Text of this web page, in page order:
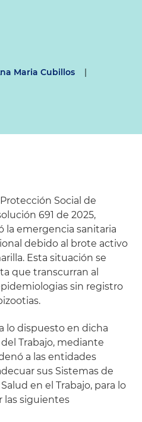
Maria Cubillos
|
Social de
691 de 2025,
la emergencia sanitaria
debido al brote activo
Esta situación se
que transcurran al
sin registro
lo dispuesto en dicha
Trabajo, mediante
a las entidades
sus Sistemas de
en el Trabajo, para lo
las siguientes